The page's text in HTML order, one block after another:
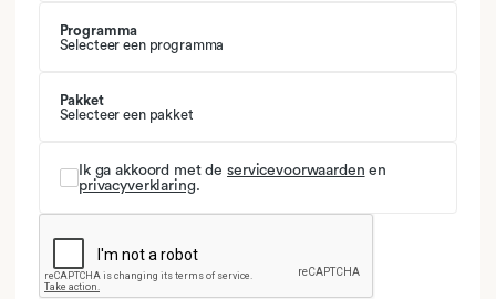
Programma
Selecteer een programma
Pakket
Selecteer een pakket
Ik ga akkoord met deservicevoorwaarden en
privacyverklaring.